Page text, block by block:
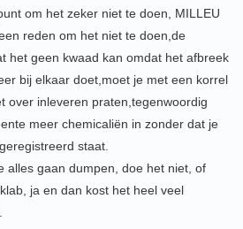
om het zeker niet te doen, MILLEU
reden om het niet te doen,de
het geen kwaad kan omdat het afbreek
bij elkaar doet,moet je met een korrel
over inleveren praten,tegenwoordig
meer chemicaliën in zonder dat je
staat.
alles gaan dumpen, doe het niet, of
ja en dan kost het heel veel